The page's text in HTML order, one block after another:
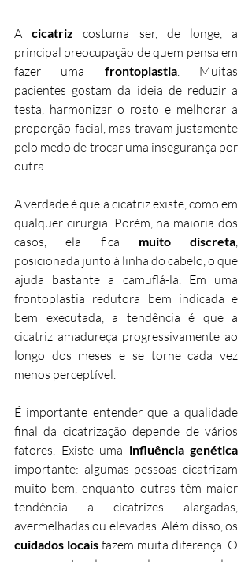
A cicatriz costuma ser, de longe, a
principal preocupação de quem pensa em
fazer uma frontoplastia. Muitas
pacientes gostam da ideia de reduzir a
testa, harmonizar o rosto e melhorar a
proporção facial, mas travam justamente
pelo medo de trocar uma insegurança por
outra.
A verdade é que a cicatriz existe, como em
qualquer cirurgia. Porém, na maioria dos
casos, ela fica muito discreta,
posicionada junto à linha do cabelo, o que
ajuda bastante a camuflá-la. Em uma
frontoplastia redutora bem indicada e
bem executada, a tendência é que a
cicatriz amadureça progressivamente ao
longo dos meses e se torne cada vez
menos perceptível.
É importante entender que a qualidade
final da cicatrização depende de vários
fatores. Existe uma influência genética
importante: algumas pessoas cicatrizam
muito bem, enquanto outras têm maior
tendência a cicatrizes alargadas,
cuidados locais fazem muita diferença. O